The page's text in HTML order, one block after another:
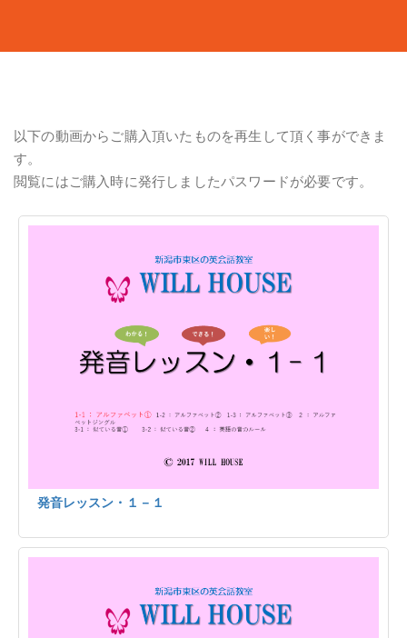
以下の動画からご購入頂いたものを再生して頂く事ができま
す。
閲覧にはご購入時に発行しましたパスワードが必要です。
発音レッスン・１－１